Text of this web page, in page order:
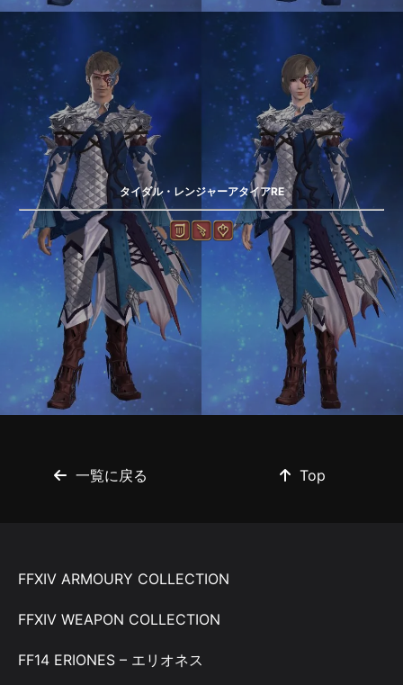
タイダル・レンジャーアタイアRE
一覧に戻る Top
FFXIV ARMOURY COLLECTION
FFXIV WEAPON COLLECTION
FF14 ERIONES – エリオネス